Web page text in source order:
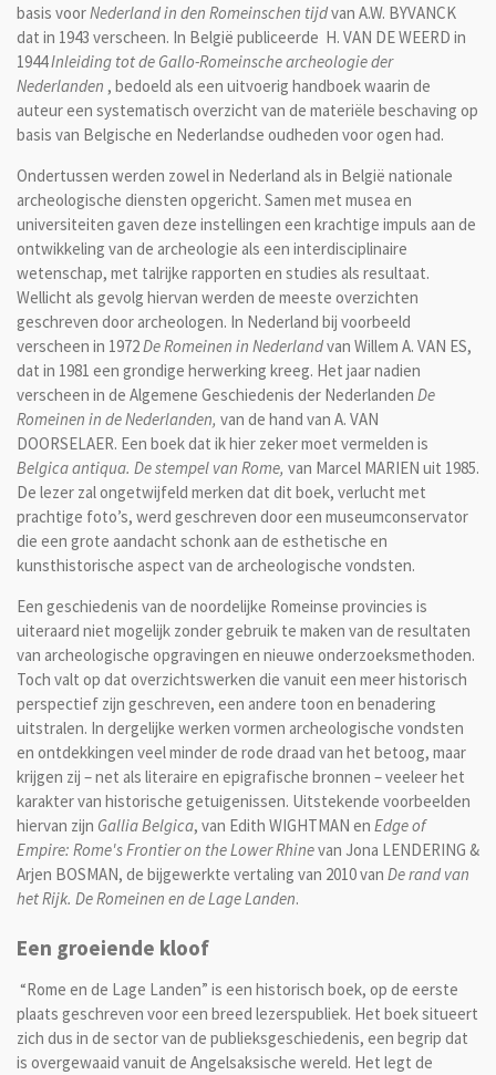
basis voorNederland in den Romeinschen tijdvan A.W. BYVANCK
dat in 1943 verscheen. In België publiceerde H. VAN DE WEERD in
1944Inleiding tot de Gallo-Romeinsche archeologie der
Nederlanden , bedoeld als een uitvoerig handboek waarin de
auteur een systematisch overzicht van de materiële beschaving op
basis van Belgische en Nederlandse oudheden voor ogen had.
Ondertussen werden zowel in Nederland als in België nationale
archeologische diensten opgericht. Samen met musea en
universiteiten gaven deze instellingen een krachtige impuls aan de
ontwikkeling van de archeologie als een interdisciplinaire
wetenschap, met talrijke rapporten en studies als resultaat.
Wellicht als gevolg hiervan werden de meeste overzichten
geschreven door archeologen. In Nederland bij voorbeeld
verscheen in 1972De Romeinen in Nederlandvan Willem A. VAN ES,
dat in 1981 een grondige herwerking kreeg. Het jaar nadien
verscheen in de Algemene Geschiedenis der Nederlanden De
Romeinen in de Nederlan­den, van de hand van A. VAN
DOORSELAER. Een boek dat ik hier zeker moet vermelden is
Belgica antiqua. De stempel van Rome, van Marcel MARIEN uit 1985.
De lezer zal ongetwijfeld merken dat dit boek, verlucht met
prachtige foto’s, werd geschreven door een museumconservator
die een grote aandacht schonk aan de esthetische en
kunsthistorische aspect van de archeologische vondsten.
Een geschiedenis van de noordelijke Romeinse provincies is
uiteraard niet mogelijk zonder gebruik te maken van de resultaten
van archeologische opgravingen en nieuwe onderzoeksmethoden.
Toch valt op dat overzichtswerken die vanuit een meer historisch
perspectief zijn geschreven, een andere toon en benadering
uitstralen. In dergelijke werken vormen archeologische vondsten
en ontdekkingen veel minder de rode draad van het betoog, maar
krijgen zij – net als literaire en epigrafische bronnen – veeleer het
karakter van historische getuigenissen. Uitstekende voorbeelden
hiervan zijn Gallia Belgica, van Edith WIGHTMAN en Edge of
Empire: Rome's Frontier on the Lower Rhinevan Jona LENDERING &
Arjen BOSMAN, de bijgewerkte vertaling van 2010 van De rand van
het Rijk. De Romeinen en de Lage Landen.
Een groeiende kloof
“Rome en de Lage Landen” is een historisch boek, op de eerste
plaats geschreven voor een breed lezerspubliek. Het boek situeert
zich dus in de sector van de publieksgeschiedenis, een begrip dat
is overgewaaid vanuit de Angelsaksische wereld. Het legt de